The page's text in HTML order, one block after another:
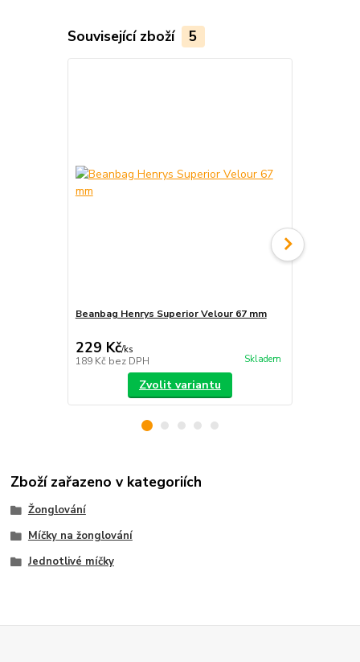
Související zboží 5
Beanbag Henrys Superior Velour 67 mm
229 Kč/ks
189 Kč bez DPH Skladem
Zvolit variantu
Zboží zařazeno v kategoriích
Žonglování
Míčky na žonglování
Jednotlivé míčky